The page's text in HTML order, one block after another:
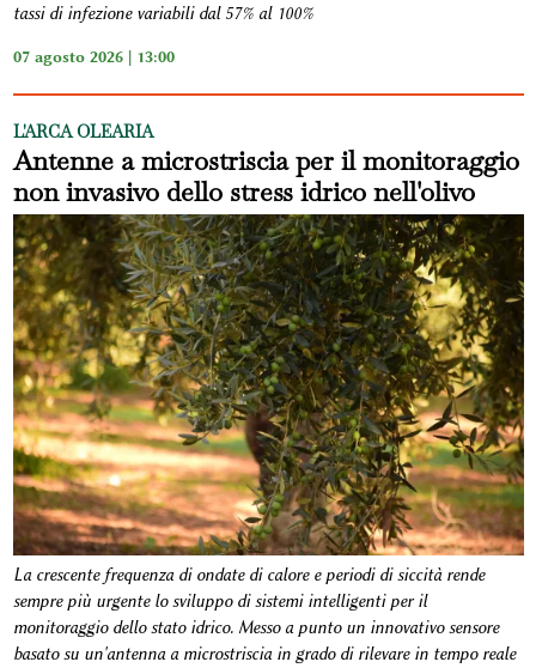
tassi di infezione variabili dal 57% al 100%
07 agosto 2026 | 13:00
L'ARCA OLEARIA
Antenne a microstriscia per il monitoraggio
non invasivo dello stress idrico nell'olivo
La crescente frequenza di ondate di calore e periodi di siccità rende
sempre più urgente lo sviluppo di sistemi intelligenti per il
monitoraggio dello stato idrico. Messo a punto un innovativo sensore
basato su un'antenna a microstriscia in grado di rilevare in tempo reale